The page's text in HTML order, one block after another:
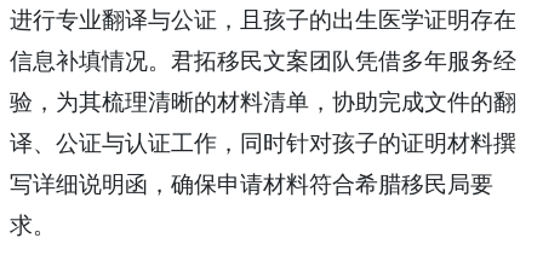
进行专业翻译与公证，且孩子的出生医学证明存在
信息补填情况。君拓移民文案团队凭借多年服务经
验，为其梳理清晰的材料清单，协助完成文件的翻
译、公证与认证工作，同时针对孩子的证明材料撰
写详细说明函，确保申请材料符合希腊移民局要
求。